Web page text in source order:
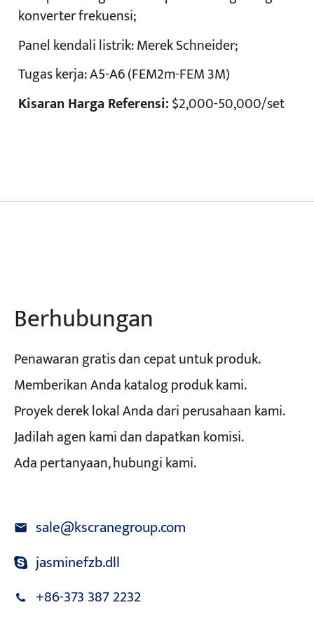
konverter frekuensi;
Panel kendali listrik:Merek Schneider;
Tugas kerja:A5-A6 (FEM2m-FEM 3M)
Kisaran Harga Referensi:$2,000-50,000/set
Berhubungan
Penawaran gratis dan cepat untuk produk.
Memberikan Anda katalog produk kami.
Proyek derek lokal Anda dari perusahaan kami.
Jadilah agen kami dan dapatkan komisi.
Ada pertanyaan, hubungi kami.
sale@kscranegroup.com
jasminefzb.dll
+86-373 387 2232